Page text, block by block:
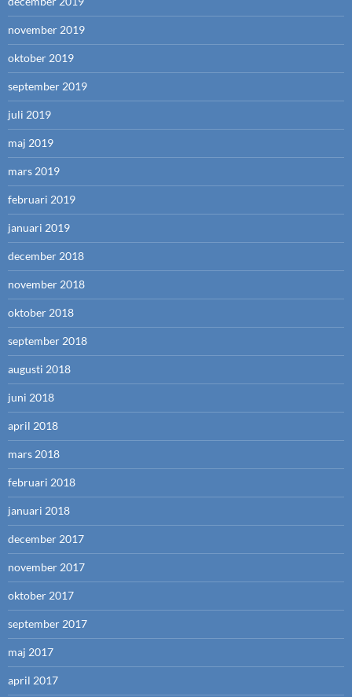
november 2019
oktober 2019
september 2019
juli 2019
maj 2019
mars 2019
februari 2019
januari 2019
december 2018
november 2018
oktober 2018
september 2018
augusti 2018
juni 2018
april 2018
mars 2018
februari 2018
januari 2018
december 2017
november 2017
oktober 2017
september 2017
maj 2017
april 2017